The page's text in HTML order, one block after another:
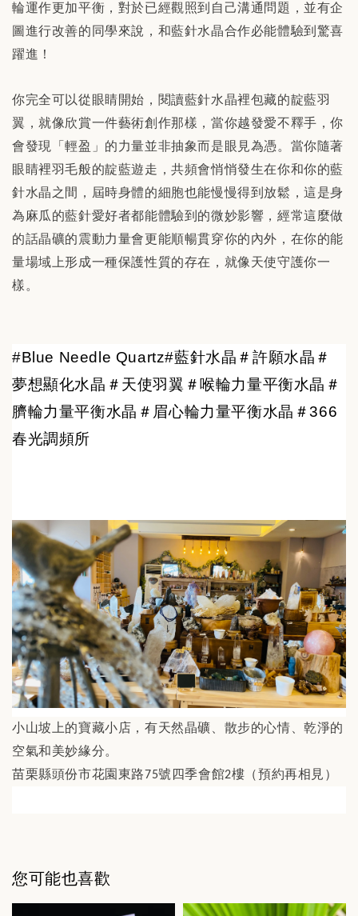
輪運作更加平衡，對於已經觀照到自己溝通問題，並有企
圖進行改善的同學來說，和藍針水晶合作必能體驗到驚喜
躍進！
你完全可以從眼睛開始，閱讀藍針水晶裡包藏的靛藍羽
翼，就像欣賞一件藝術創作那樣，當你越發愛不釋手，你
會發現「輕盈」的力量並非抽象而是眼見為憑。當你隨著
眼睛裡羽毛般的靛藍遊走，共頻會悄悄發生在你和你的藍
針水晶之間，屆時身體的細胞也能慢慢得到放鬆，這是身
為麻瓜的藍針愛好者都能體驗到的微妙影響，經常這麼做
的話晶礦的震動力量會更能順暢貫穿你的內外，在你的能
量場域上形成一種保護性質的存在，就像天使守護你一
樣。
#Blue Needle Quartz#藍針水晶＃許願水晶＃
夢想顯化水晶＃天使羽翼＃喉輪力量平衡水晶＃
臍輪力量平衡水晶＃眉心輪力量平衡水晶＃366
春光調頻所
小山坡上的寶藏小店，有天然晶礦、散步的心情、乾淨的
空氣和美妙緣分。
苗栗縣頭份市花園東路 75號四季會館2樓（預約再相見）
您可能也喜歡